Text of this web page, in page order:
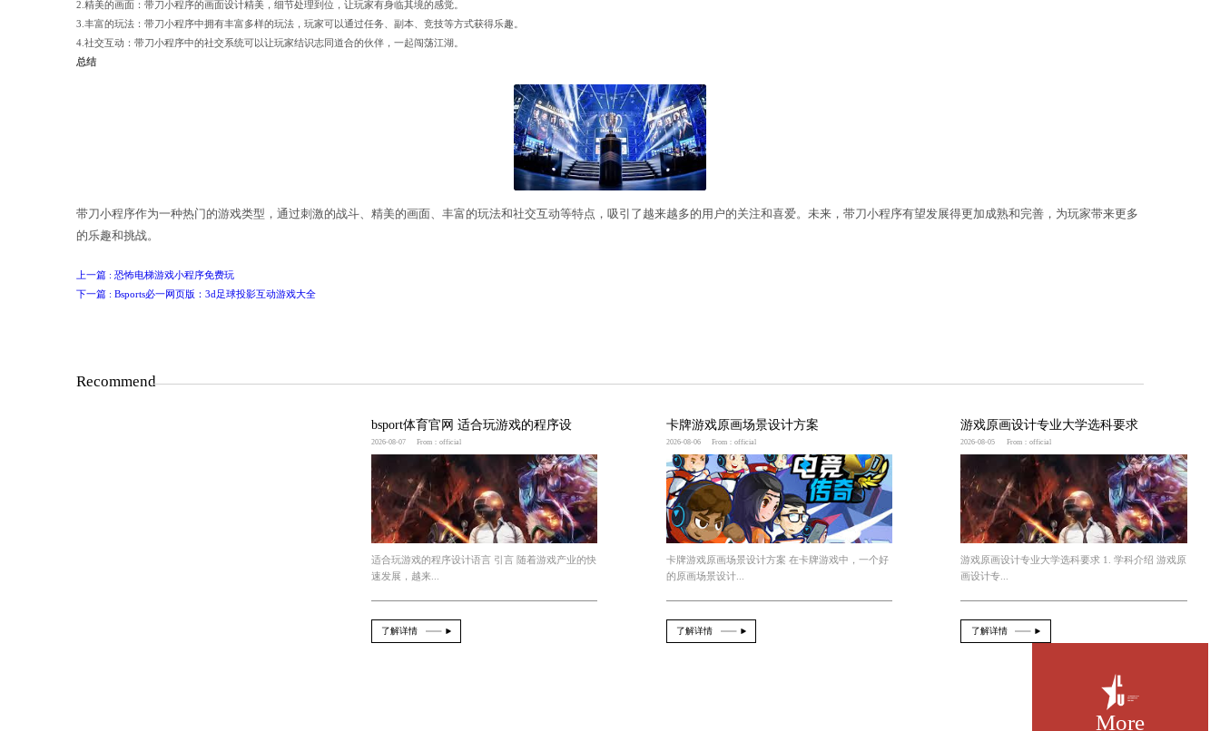
1.《无双剑姬》：玩家可以扮演剑姬，挑战各种强大的敌人，斩尽杀绝。
2.《剑雨江湖》：体验真实的江湖世界，招募猛将，征战四方。
带刀小程序之所以能够受到广大玩家的喜爱，有以下几个方面的原因：
1.刺激的战斗：带刀小程序中的战斗系统设计精良，给玩家带来刺激和挑战。
2.精美的画面：带刀小程序的画面设计精美，细节处理到位，让玩家有身临其境的感觉。
3.丰富的玩法：带刀小程序中拥有丰富多样的玩法，玩家可以通过任务、副本、竞技等方式获得乐趣。
4.社交互动：带刀小程序中的社交系统可以让玩家结识志同道合的伙伴，一起闯荡江湖。
总结
带刀小程序作为一种热门的游戏类型，通过刺激的战斗、精美的画面、丰富的玩法和社交互动等特点，吸引了越来越多的用户的关注和喜爱。未来
下一篇 : Bsports必一网页版：3d足球投影互动游戏大全